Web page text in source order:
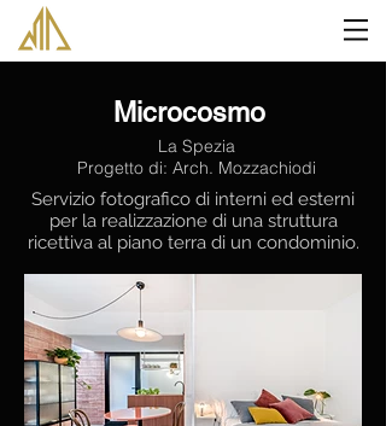
Microcosmo
La Spezia
Progetto di: Arch. Mozzachiodi
Servizio fotografico di interni ed esterni
per la realizzazione di una struttura
ricettiva al piano terra di un condominio.